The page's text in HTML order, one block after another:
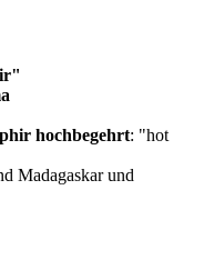
hochbegehrt: "hot
Madagaskar und